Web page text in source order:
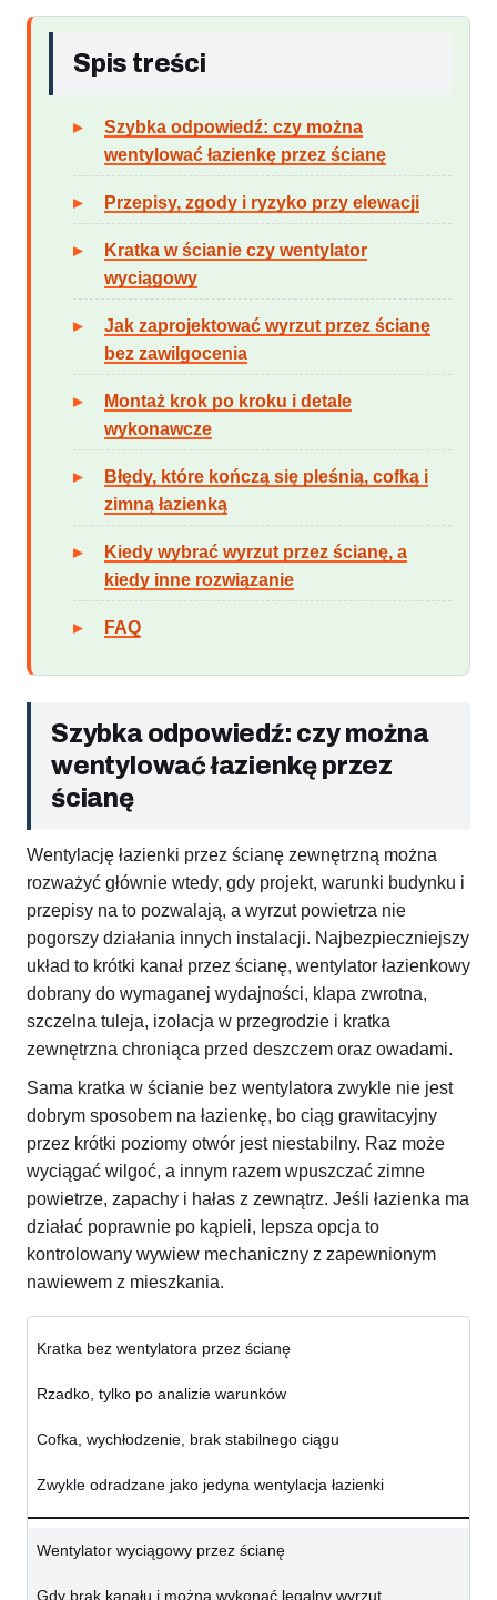
Spis treści
Szybka odpowiedź: czy można
wentylować łazienkę przez ścianę
Przepisy, zgody i ryzyko przy elewacji
Kratka w ścianie czy wentylator
wyciągowy
Jak zaprojektować wyrzut przez ścianę
bez zawilgocenia
Montaż krok po kroku i detale
wykonawcze
Błędy, które kończą się pleśnią, cofką i
zimną łazienką
Kiedy wybrać wyrzut przez ścianę, a
kiedy inne rozwiązanie
FAQ
Szybka odpowiedź: czy można
wentylować łazienkę przez
ścianę
Wentylację łazienki przez ścianę zewnętrzną można
rozważyć głównie wtedy, gdy projekt, warunki budynku i
przepisy na to pozwalają, a wyrzut powietrza nie
pogorszy działania innych instalacji. Najbezpieczniejszy
układ to krótki kanał przez ścianę, wentylator łazienkowy
dobrany do wymaganej wydajności, klapa zwrotna,
szczelna tuleja, izolacja w przegrodzie i kratka
zewnętrzna chroniąca przed deszczem oraz owadami.
Sama kratka w ścianie bez wentylatora zwykle nie jest
dobrym sposobem na łazienkę, bo ciąg grawitacyjny
przez krótki poziomy otwór jest niestabilny. Raz może
wyciągać wilgoć, a innym razem wpuszczać zimne
powietrze, zapachy i hałas z zewnątrz. Jeśli łazienka ma
działać poprawnie po kąpieli, lepsza opcja to
kontrolowany wywiew mechaniczny z zapewnionym
nawiewem z mieszkania.
Kratka bez wentylatora przez ścianę
Rzadko, tylko po analizie warunków
Cofka, wychłodzenie, brak stabilnego ciągu
Zwykle odradzane jako jedyna wentylacja łazienki
Wentylator wyciągowy przez ścianę
Gdy brak kanału i można wykonać legalny wyrzut